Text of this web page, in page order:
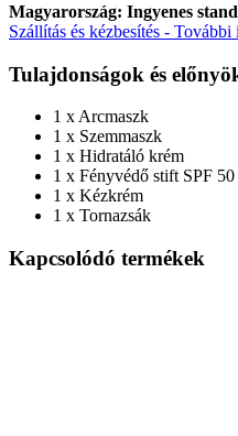
Magyarország: Ingyenes
Szállítás és kézbesítés -
Tulajdonságok és
1 x Arcmaszk
1 x Szemmaszk
1 x Hidratáló krém
1 x Fényvédő stift SPF 50
1 x Kézkrém
1 x Tornazsák
Kapcsolódó termékek